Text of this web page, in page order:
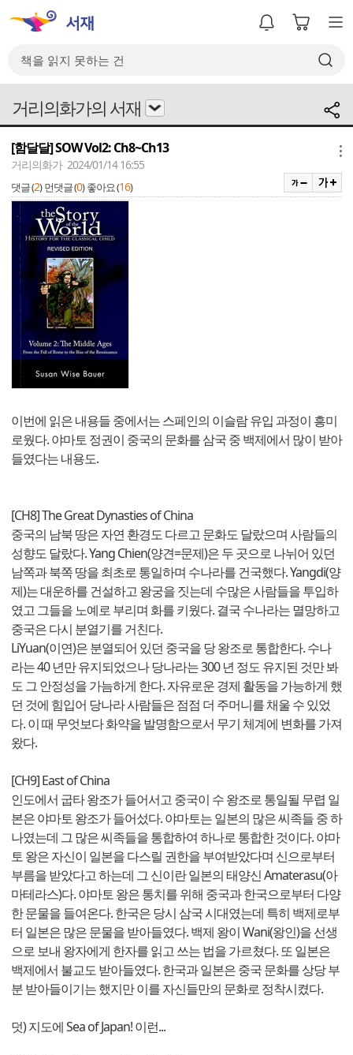
거리의화가의 서재
[함달달] SOW Vol2: Ch8~Ch13
거리의화가 2024/01/14 16:55
댓글 (2) 먼댓글 (0) 좋아요 (16)
이번에 읽은 내용들 중에서는 스페인의 이슬람 유입 과정이 흥미
로웠다. 야마토 정권이 중국의 문화를 삼국 중 백제에서 많이 받아
들였다는 내용도.
[CH8] The Great Dynasties of China
중국의 남북 땅은 자연 환경도 다르고 문화도 달랐으며 사람들의
성향도 달랐다. Yang Chien(양견=문제)은 두 곳으로 나뉘어 있던
남쪽과 북쪽 땅을 최초로 통일하며 수나라를 건국했다. Yangdi(양
제)는 대운하를 건설하고 왕궁을 짓는데 수많은 사람들을 투입하
였고 그들을 노예로 부리며 화를 키웠다. 결국 수나라는 멸망하고
중국은 다시 분열기를 거친다.
LiYuan(이연)은 분열되어 있던 중국을 당 왕조로 통합한다. 수나
라는 40 년만 유지되었으나 당나라는 300 년 정도 유지된 것만 봐
도 그 안정성을 가늠하게 한다. 자유로운 경제 활동을 가능하게 했
던 것에 힘입어 당나라 사람들은 점점 더 주머니를 채울 수 있었
다. 이 때 무엇보다 화약을 발명함으로서 무기 체계에 변화를 가져
왔다.
[CH9] East of China
인도에서 굽타 왕조가 들어서고 중국이 수 왕조로 통일될 무렵 일
본은 야마토 왕조가 들어섰다. 야마토는 일본의 많은 씨족들 중 하
나였는데 그 많은 씨족들을 통합하여 하나로 통합한 것이다. 야마
토 왕은 자신이 일본을 다스릴 권한을 부여받았다며 신으로부터
부름을 받았다고 하는데 그 신이란 일본의 태양신 Amaterasu(아
마테라스)다. 야마토 왕은 통치를 위해 중국과 한국으로부터 다양
한 문물을 들여온다. 한국은 당시 삼국 시대였는데 특히 백제로부
터 일본은 많은 문물을 받아들였다. 백제 왕이 Wani(왕인)을 선생
으로 보내 왕자에게 한자를 읽고 쓰는 법을 가르쳤다. 또 일본은
백제에서 불교도 받아들였다. 한국과 일본은 중국 문화를 상당 부
분 받아들이기는 했지만 이를 자신들만의 문화로 정착시켰다.
덧) 지도에 Sea of Japan! 이런...